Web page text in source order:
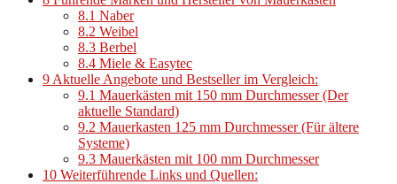
8.1 Naber
8.2 Weibel
8.3 Berbel
8.4 Miele & Easytec
9 Aktuelle Angebote und Bestseller im Vergleich:
9.1 Mauerkästen mit 150 mm Durchmesser (Der
aktuelle Standard)
9.2 Mauerkasten 125 mm Durchmesser (Für ältere
Systeme)
9.3 Mauerkästen mit 100 mm Durchmesser
10 Weiterführende Links und Quellen: